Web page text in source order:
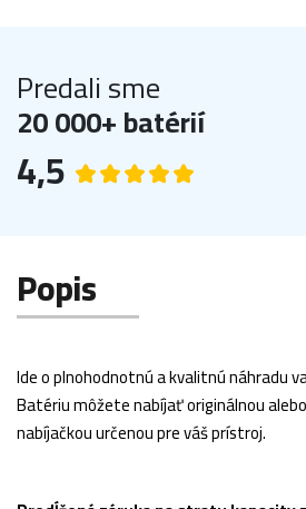
Predali sme
20 000+ batérií
4,5
Popis
Ide o plnohodnotnú a kvalitnú náhradu
Batériu môžete nabíjať originálnou
nabíjačkou určenou pre váš prístroj.